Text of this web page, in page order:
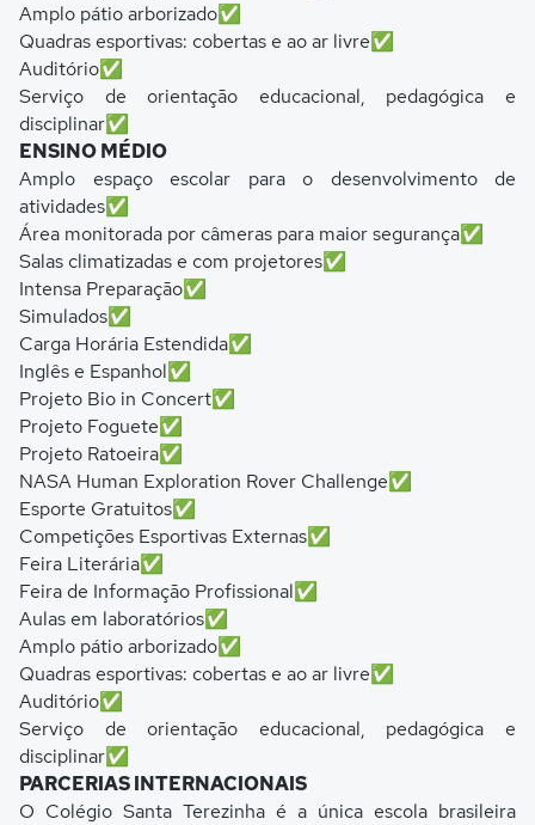
Amplo pátio arborizado✅
Quadras esportivas: cobertas e ao ar livre✅
Auditório✅
Serviço de orientação educacional, pedagógica e
disciplinar✅
ENSINO MÉDIO
Amplo espaço escolar para o desenvolvimento de
atividades✅
Área monitorada por câmeras para maior segurança✅
Salas climatizadas e com projetores✅
Intensa Preparação✅
Simulados✅
Carga Horária Estendida✅
Inglês e Espanhol✅
Projeto Bio in Concert✅
Projeto Foguete✅
Projeto Ratoeira✅
NASA Human Exploration Rover Challenge✅
Esporte Gratuitos✅
Competições Esportivas Externas✅
Feira Literária✅
Feira de Informação Profissional✅
Aulas em laboratórios✅
Amplo pátio arborizado✅
Quadras esportivas: cobertas e ao ar livre✅
Auditório✅
Serviço de orientação educacional, pedagógica e
disciplinar✅
PARCERIAS INTERNACIONAIS
O Colégio Santa Terezinha é a única escola brasileira